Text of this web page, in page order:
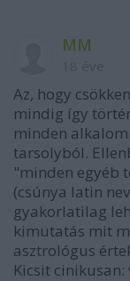
MM
Az, hogy
mindig így
minden
tarsolyból.
"minden egyéb
(csúnya latin
gyakorlatilag
kimutatás mit
asztrológus
Kicsit